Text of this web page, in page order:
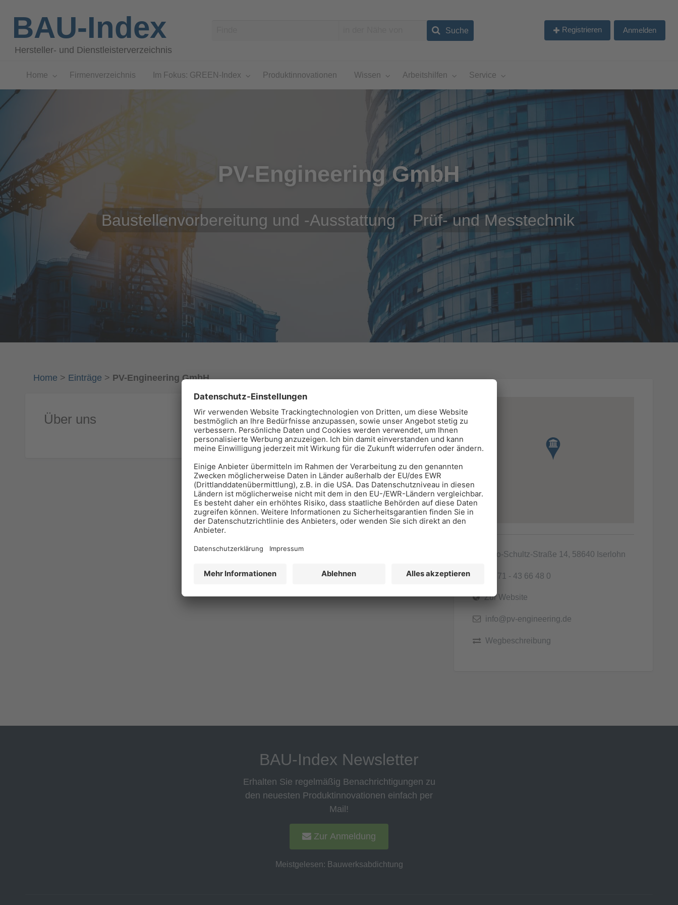
BAU-Index
Hersteller- und Dienstleisterverzeichnis
Registrieren Anmelden
Home Firmenverzeichnis Im Fokus: GREEN-Index Produktinnovationen Wissen Arbeitshilfen Service
PV-Engineering GmbH
Baustellenvorbereitung und -Ausstattung Prüf- und Messtechnik
Home > Einträge > PV-Engineering GmbH
Über uns
Hugo-Schultz-Straße 14, 58640 Iserlohn
02371 - 43 66 48 0
Zur Website
info@pv-engineering.de
Wegbeschreibung
BAU-Index Newsletter
Erhalten Sie regelmäßig Benachrichtigungen zu
den neuesten Produktinnovationen einfach per
Mail!
Zur Anmeldung
Meistgelesen: Bauwerksabdichtung